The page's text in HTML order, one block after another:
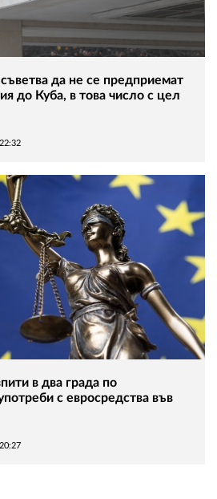
да не се предприемат
до Куба, в това число с цел
22:32
в два града по
с евросредства във
20:27